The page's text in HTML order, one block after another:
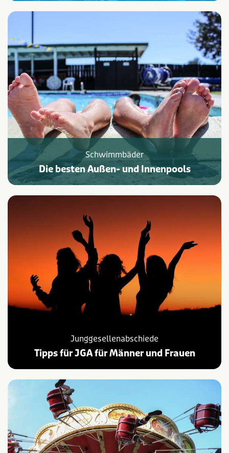
Schwimmbäder
Die besten Außen- und Innenpools
Junggesellenabschiede
Tipps für JGA für Männer und Frauen